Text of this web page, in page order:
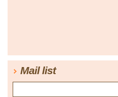
Mail list